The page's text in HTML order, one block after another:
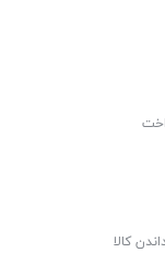
کالا